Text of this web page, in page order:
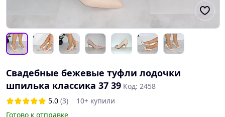
Свадебные бежевые туфли лодочки
шпилька классика 37 39 Код: 2458
5.0 (3)
10+ купили
Готово к отправке